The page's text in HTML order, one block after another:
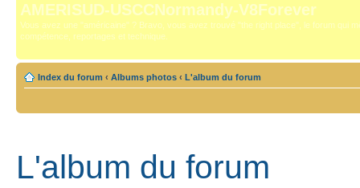
AMERISUD-USCCNormandy-V8Forever
Vous avez une "américaine" ? Bravo, vous avez trouvé "the right place", le forum qui
compétence, reportages et technique.
Index du forum ‹ Albums photos ‹ L'album du forum
L'album du forum